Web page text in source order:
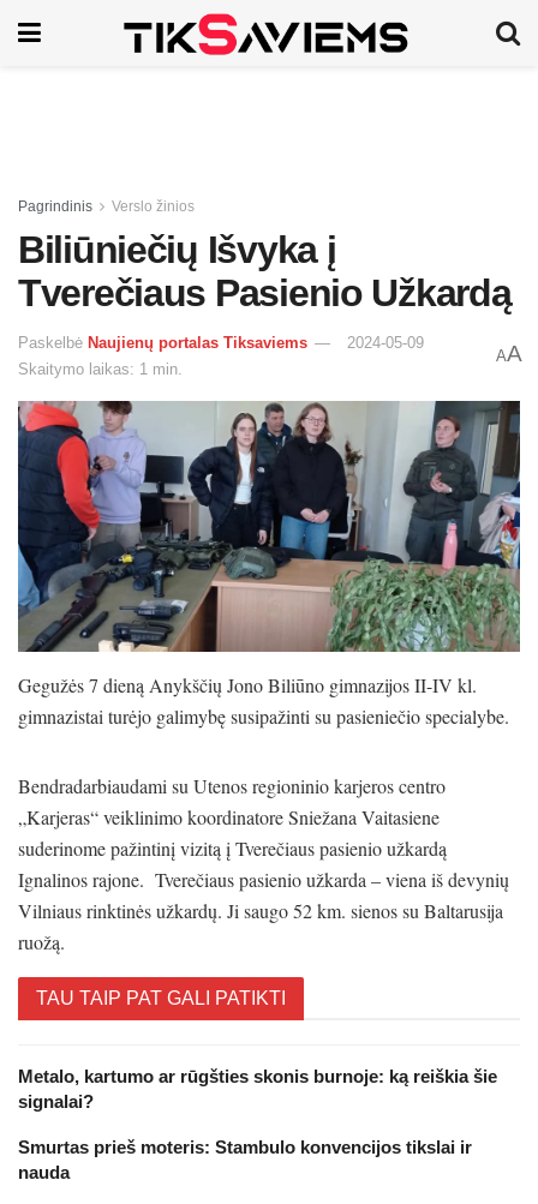
Pagrindinis Verslo žinios
Biliūniečių Išvyka į
Tverečiaus Pasienio Užkardą
Paskelbė Naujienų portalas Tiksaviems
2024-05-09
Skaitymo laikas: 1 min.
AA
Gegužės 7 dieną Anykščių Jono Biliūno gimnazijos II-IV kl.
gimnazistai turėjo galimybę susipažinti su pasieniečio specialybe.
Bendradarbiaudami su Utenos regioninio karjeros centro
„Karjeras“ veiklinimo koordinatore Sniežana Vaitasiene
suderinome pažintinį vizitą į Tverečiaus pasienio užkardą
Ignalinos rajone. Tverečiaus pasienio užkarda – viena iš devynių
Vilniaus rinktinės užkardų. Ji saugo 52 km. sienos su Baltarusija
ruožą.
TAU TAIP PAT GALI PATIKTI
Metalo, kartumo ar rūgšties skonis burnoje: ką reiškia šie
signalai?
Smurtas prieš moteris: Stambulo konvencijos tikslai ir
nauda